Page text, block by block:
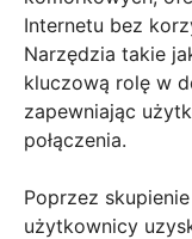
Internetu bez
Narzędzia takie
kluczową rolę w
zapewniając
połączenia.
Poprzez
użytkownicy